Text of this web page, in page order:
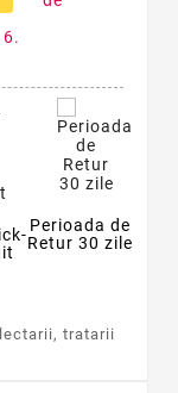
Perioada de
Retur 30 zile
tratarii